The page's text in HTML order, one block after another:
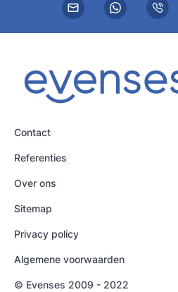
Contact
Referenties
Over ons
Sitemap
Privacy policy
Algemene voorwaarden
© Evenses 2009 - 2022